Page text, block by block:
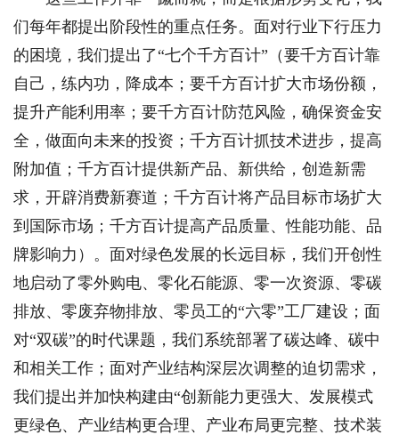
们每年都提出阶段性的重点任务。面对行业下行压力
的困境，我们提出了“七个千方百计”（要千方百计靠
自己，练内功，降成本；要千方百计扩大市场份额，
提升产能利用率；要千方百计防范风险，确保资金安
全，做面向未来的投资；千方百计抓技术进步，提高
附加值；千方百计提供新产品、新供给，创造新需
求，开辟消费新赛道；千方百计将产品目标市场扩大
到国际市场；千方百计提高产品质量、性能功能、品
牌影响力）。面对绿色发展的长远目标，我们开创性
地启动了零外购电、零化石能源、零一次资源、零碳
排放、零废弃物排放、零员工的“六零”工厂建设；面
对“双碳”的时代课题，我们系统部署了碳达峰、碳中
和相关工作；面对产业结构深层次调整的迫切需求，
我们提出并加快构建由“创新能力更强大、发展模式
更绿色、产业结构更合理、产业布局更完整、技术装